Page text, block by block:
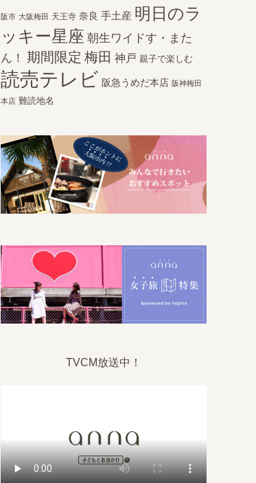
阪市 大阪梅田 天王寺 奈良 手土産 明日のラ
ッキー星座 朝生ワイドす・また
ん！ 期間限定 梅田 神戸 親子で楽しむ
読売テレビ 阪急うめだ本店 阪神梅田
本店 難読地名
TVCM放送中！